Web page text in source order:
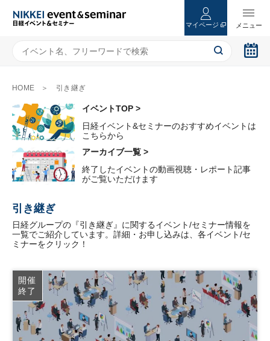
マイページ
HOME 引き継ぎ
イベントTOP >
日経イベント&セミナーのおすすめイベントは
こちらから
アーカイブ一覧 >
終了したイベントの動画視聴・レポート記事
がご覧いただけます
引き継ぎ
日経グループの『引き継ぎ』に関するイベント/セミナー情報を
一覧でご紹介しています。詳細・お申し込みは、各イベント/セ
ミナーをクリック！
開催
終了